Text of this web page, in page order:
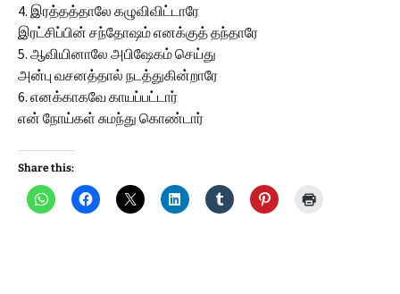
4. இரத்தத்தாலே கழுவிவிட்டாரே
இரட்சிப்பின் சந்தோஷம் எனக்குத் தந்தாரே
5. ஆவியினாலே அபிஷேகம் செய்து
அன்பு வசனத்தால் நடத்துகின்றாரே
6. எனக்காகவே காயப்பட்டார்
என் நோய்கள் சுமந்து கொண்டார்
Share this: